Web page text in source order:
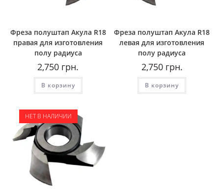
Фреза полуштап Акула R18
правая для изготовления
полу радиуса
2,750 грн.
В корзину
Фреза полуштап Акула R18
левая для изготовления
полу радиуса
2,750грн.
В корзину
НЕТ В НАЛИЧИИ